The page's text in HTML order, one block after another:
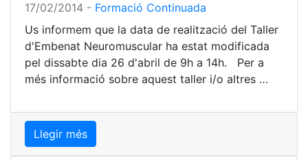
17/02/2014 - Formació Continuada
Us informem que la data de realització del Taller
d'Embenat Neuromuscular ha estat modificada
pel dissabte dia 26 d'abril de 9h a 14h. Per a
més informació sobre aquest taller i/o altres …
Llegir més